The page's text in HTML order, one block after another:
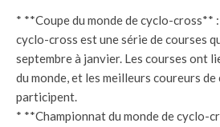
* **Coupe du monde de cyclo-cross**
cyclo-cross est une série de courses
septembre à janvier. Les courses ont
du monde, et les meilleurs coureurs
participent.
* **Championnat du monde de cyclo-